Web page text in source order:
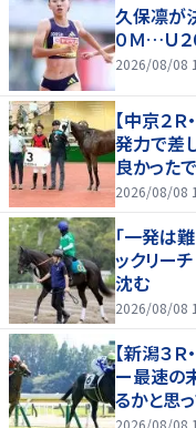
久保凛が
０Ｍ…Ｕ
2026/08/08
【中京２
発力で差
良かったで
2026/08/08
「一発は
ックリー
沈む
2026/08/08
【新潟３
ー最速の
るかと思